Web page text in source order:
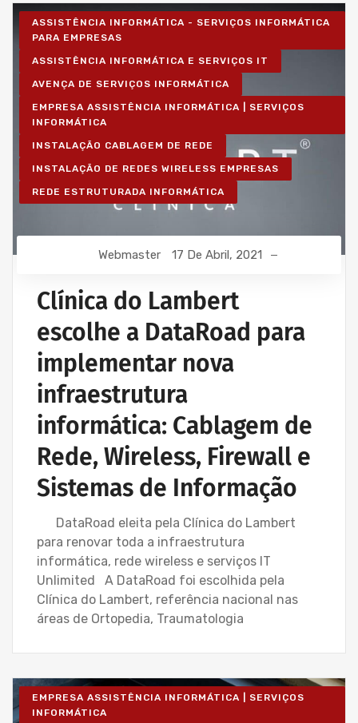
ASSISTÊNCIA INFORMÁTICA - SERVIÇOS INFORMÁTICA
PARA EMPRESAS
ASSISTÊNCIA INFORMÁTICA E SERVIÇOS IT
AVENÇA DE SERVIÇOS INFORMÁTICA
EMPRESA ASSISTÊNCIA INFORMÁTICA | SERVIÇOS
INFORMÁTICA
INSTALAÇÃO CABLAGEM DE REDE
INSTALAÇÃO DE REDES WIRELESS EMPRESAS
REDE ESTRUTURADA INFORMÁTICA
Webmaster 17 De Abril, 2021
Clínica do Lambert
escolhe a DataRoad para
implementar nova
infraestrutura
informática: Cablagem de
Rede, Wireless, Firewall e
Sistemas de Informação
DataRoad eleita pela Clínica do Lambert
para renovar toda a infraestrutura
informática, rede wireless e serviços IT
Unlimited A DataRoad foi escolhida pela
Clínica do Lambert, referência nacional nas
áreas de Ortopedia, Traumatologia
EMPRESA ASSISTÊNCIA INFORMÁTICA | SERVIÇOS
INFORMÁTICA